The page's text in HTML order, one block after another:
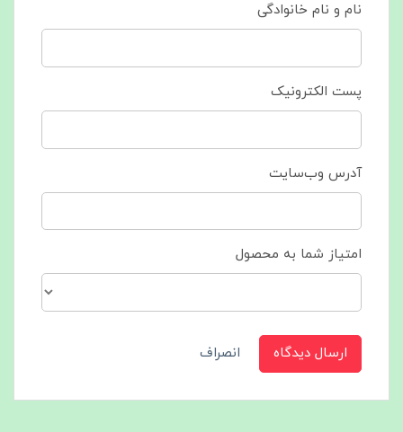
نام و نام خانوادگی
پست الکترونیک
آدرس وب‌سایت
امتیاز شما به محصول
ارسال دیدگاه انصراف